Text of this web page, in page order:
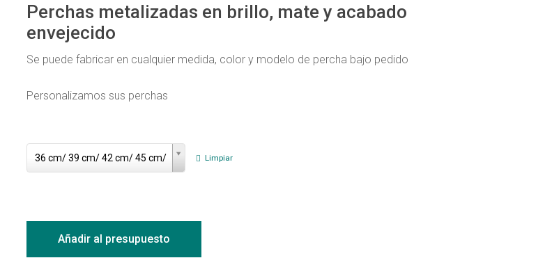
Perchas metalizadas en brillo, mate y acabado
envejecido
Se puede fabricar en cualquier medida, color y modelo de percha bajo pedido
Personalizamos sus perchas
36 cm/ 39 cm/ 42 cm/ 45 cm/
taxonomy
singular
Limpiar
Añadir al presupuesto